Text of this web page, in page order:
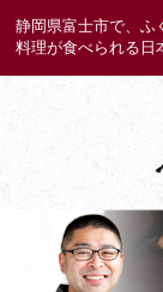
静岡県富士市で、ふ
料理が食べられる